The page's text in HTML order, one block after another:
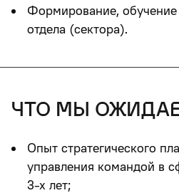
Формирование,
отдела (сектора).
что мы
Опыт стратегического
управления командой в
3-х лет;